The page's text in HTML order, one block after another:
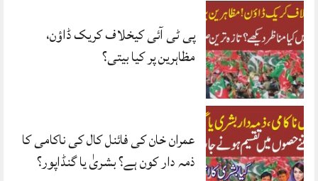
پی ٹی آئی کیخلاف کریک ڈاؤن،
مظاہرین پر کیا بیتی؟
عمران خان کی فائنل کال کی ناکامی کا
ذمہ دار کون ہے؟ بشریٰ یا گنڈاپور؟